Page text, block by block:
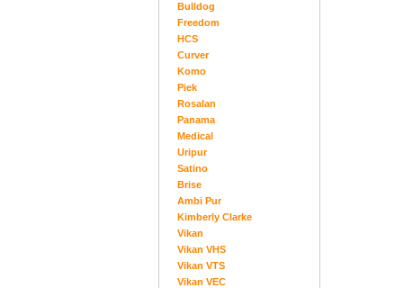
Bulldog
Freedom
HCS
Curver
Komo
Piek
Rosalan
Panama
Medical
Uripur
Satino
Brise
Ambi Pur
Kimberly Clarke
Vikan
Vikan VHS
Vikan VTS
Vikan VEC